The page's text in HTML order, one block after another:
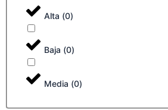
Alta (0)
Baja (0)
Media (0)